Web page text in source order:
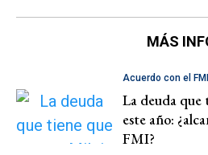
MÁS
Acuerdo con el FMI
La deuda que
este año:
FMI?